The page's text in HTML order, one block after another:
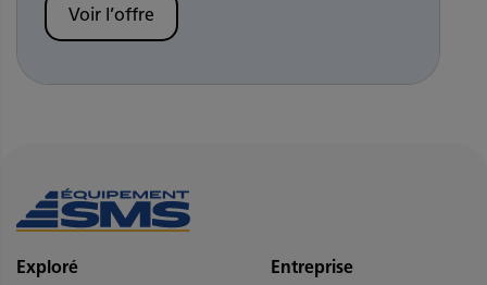
Voir l’offre
Exploré
Entreprise